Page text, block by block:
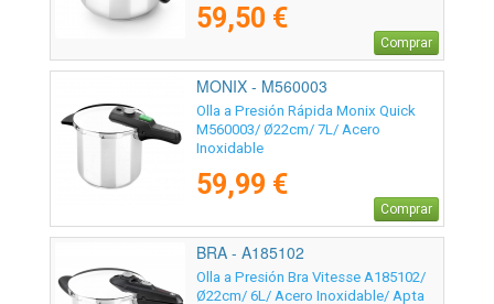
59,50 €
Comprar
MONIX - M560003
Olla a Presión Rápida Monix Quick
M560003/ Ø22cm/ 7L/ Acero
Inoxidable
59,99 €
Comprar
BRA - A185102
Olla a Presión Bra Vitesse A185102/
Ø22cm/ 6L/ Acero Inoxidable/ Apta